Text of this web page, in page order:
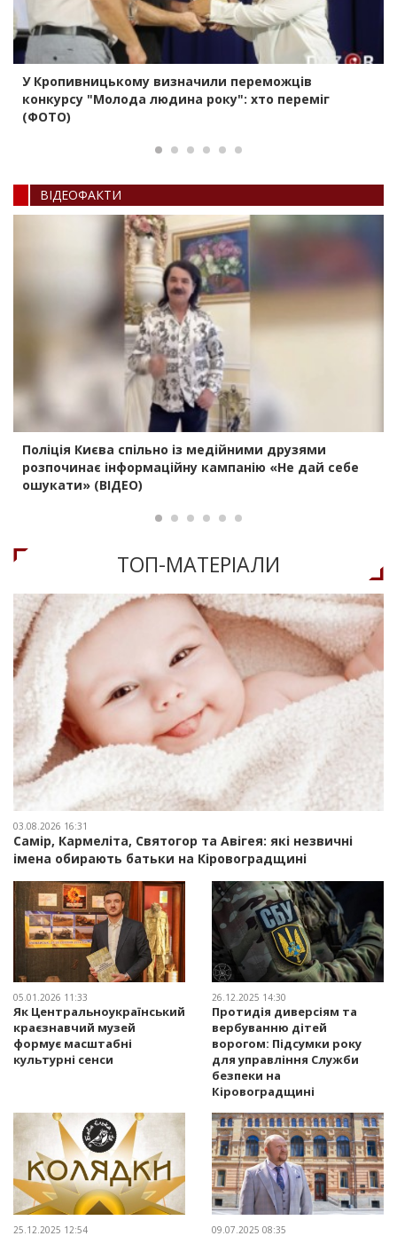
У Кропивницькому визначили переможців
конкурсу "Молода людина року": хто переміг
(ФОТО)
ВIДЕОФАКТИ
Поліція Києва спільно із медійними друзями
розпочинає інформаційну кампанію «Не дай себе
ошукати» (ВІДЕО)
ТОП-МАТЕРIАЛИ
03.08.2026 16:31
Самір, Кармеліта, Святогор та Авігея: які незвичні
імена обирають батьки на Кіровоградщині
05.01.2026 11:33
Як Центральноукраїнський
краєзнавчий музей
формує масштабні
культурні сенси
26.12.2025 14:30
Протидія диверсіям та
вербуванню дітей
ворогом: Підсумки року
для управління Служби
безпеки на
Кіровоградщині
25.12.2025 12:54 09.07.2025 08:35